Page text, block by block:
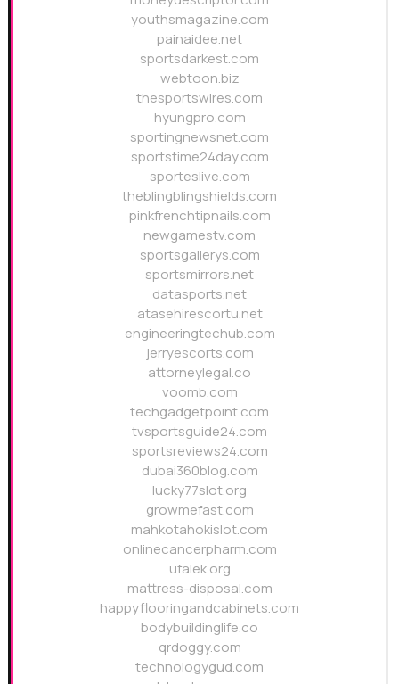
youthsmagazine.com
painaidee.net
sportsdarkest.com
webtoon.biz
thesportswires.com
hyungpro.com
sportingnewsnet.com
sportstime24day.com
sporteslive.com
theblingblingshields.com
pinkfrenchtipnails.com
newgamestv.com
sportsgallerys.com
sportsmirrors.net
datasports.net
atasehirescortu.net
engineeringtechub.com
jerryescorts.com
attorneylegal.co
voomb.com
techgadgetpoint.com
tvsportsguide24.com
sportsreviews24.com
dubai360blog.com
lucky77slot.org
growmefast.com
mahkotahokislot.com
onlinecancerpharm.com
ufalek.org
mattress-disposal.com
happyflooringandcabinets.com
bodybuildinglife.co
qrdoggy.com
technologygud.com